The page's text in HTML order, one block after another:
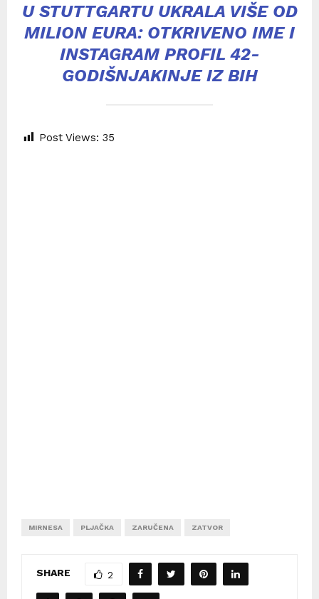
U STUTTGARTU UKRALA VIŠE OD
MILION EURA: OTKRIVENO IME I
INSTAGRAM PROFIL 42-
GODIŠNJAKINJE IZ BIH
Post Views: 35
MIRNESA PLJAČKA ZARUČENA ZATVOR
SHARE 2